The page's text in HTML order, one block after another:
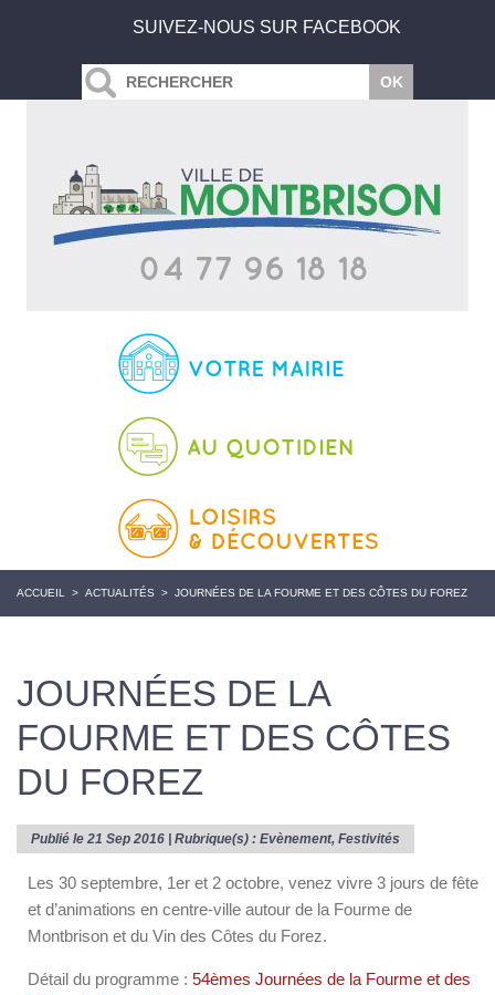
SUIVEZ-NOUS SUR FACEBOOK
ACCUEIL > ACTUALITÉS > JOURNÉES DE LA FOURME ET DES CÔTES DU FOREZ
JOURNÉES DE LA
FOURME ET DES CÔTES
DU FOREZ
Publié le 21 Sep 2016 | Rubrique(s) : Evènement, Festivités
Les 30 septembre, 1er et 2 octobre, venez vivre 3 jours de fête
et d’animations en centre-ville autour de la Fourme de
Montbrison et du Vin des Côtes du Forez.
Détail du programme : 54èmes Journées de la Fourme et des